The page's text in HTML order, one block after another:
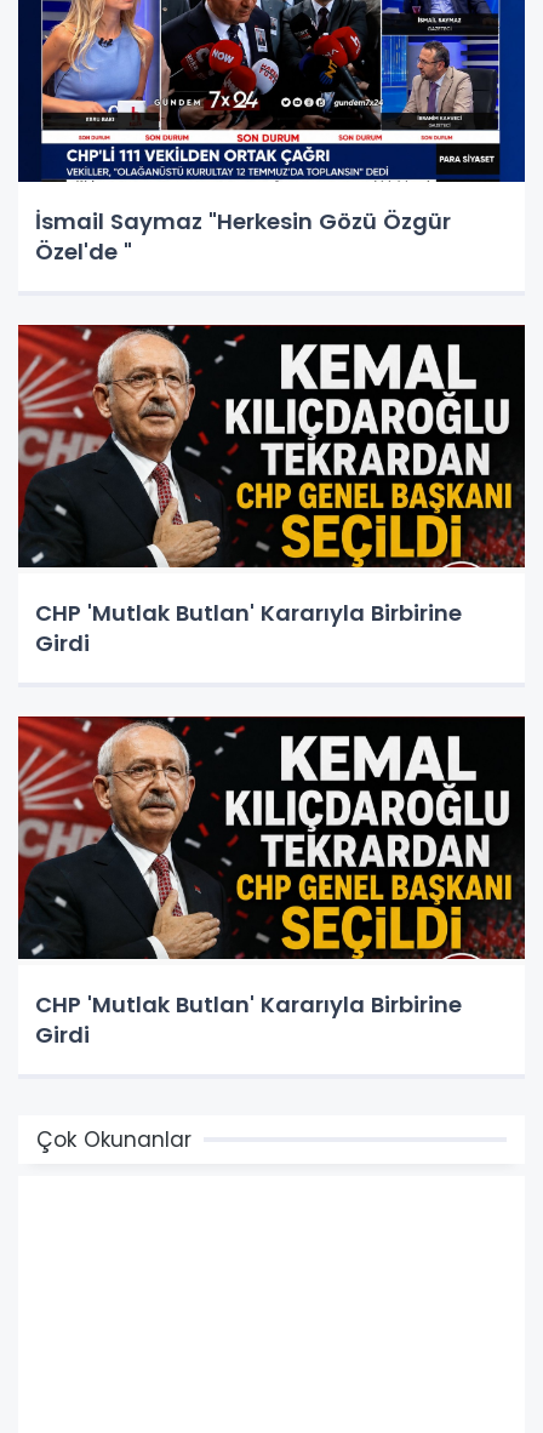
İsmail Saymaz "Herkesin Gözü Özgür
Özel'de "
CHP 'Mutlak Butlan' Kararıyla Birbirine
Girdi
CHP 'Mutlak Butlan' Kararıyla Birbirine
Girdi
Çok Okunanlar